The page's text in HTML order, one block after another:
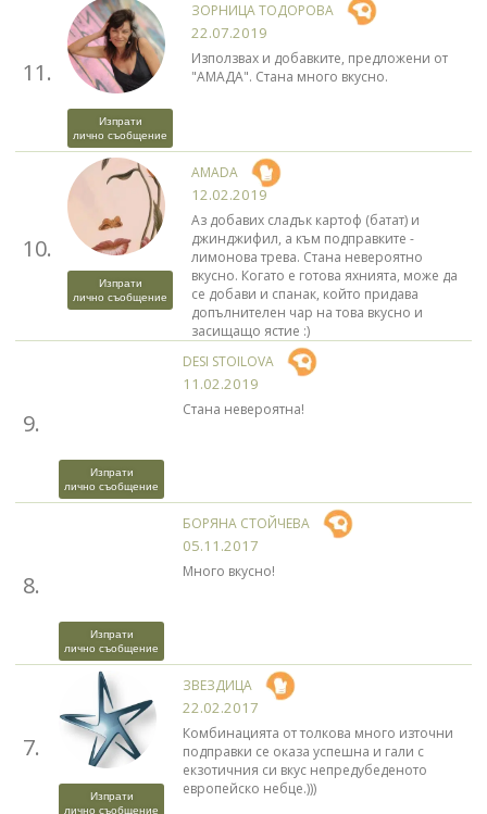
11.
Изпрати
лично съобщение
ЗОРНИЦА ТОДОРОВА
22.07.2019
Използвах и добавките, предложени от
"АМАДА". Стана много вкусно.
10.
Изпрати
лично съобщение
AMADA
12.02.2019
Аз добавих сладък картоф (батат) и
джинджифил, а към подправките -
лимонова трева. Стана невероятно
вкусно. Когато е готова яхнията, може да
се добави и спанак, който придава
допълнителен чар на това вкусно и
засищащо ястие :)
9.
Изпрати
лично съобщение
DESI STOILOVA
11.02.2019
Стана невероятна!
8.
Изпрати
лично съобщение
БОРЯНА СТОЙЧЕВА
05.11.2017
Много вкусно!
7.
Изпрати
лично съобщение
ЗВЕЗДИЦА
22.02.2017
Комбинацията от толкова много източни
подправки се оказа успешна и гали с
екзотичния си вкус непредубеденото
европейско небце.)))